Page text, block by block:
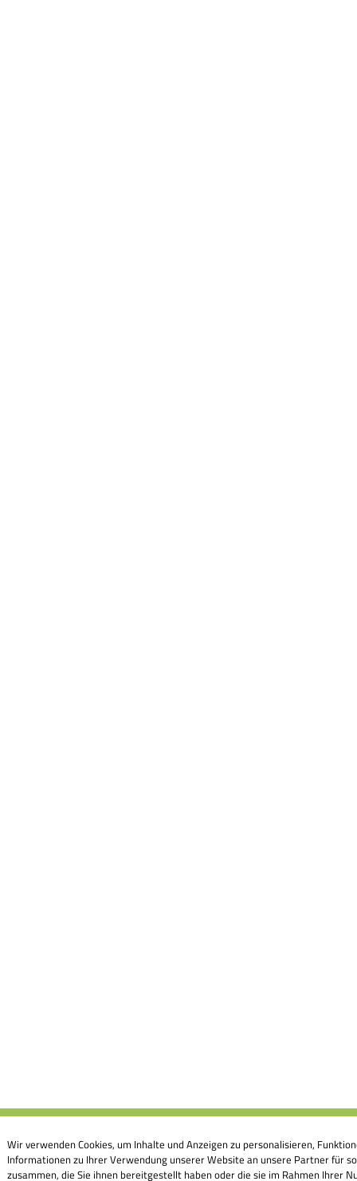
Wir verwenden Cookies, um Inhalte und Anzeigen zu personalisieren,
Informationen zu Ihrer Verwendung unserer Website an unsere Partner für
zusammen, die Sie ihnen bereitgestellt haben oder die sie im Rahmen Ihrer